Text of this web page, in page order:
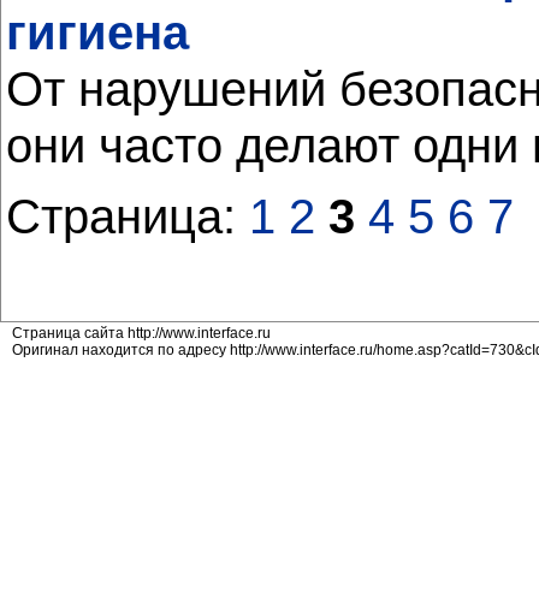
гигиена
От нарушений
они часто делают
Страница: 1 2 3 4 5 6 7
Страница сайта http://www.interface.ru
Оригинал находится по адресу http://www.interface.ru/